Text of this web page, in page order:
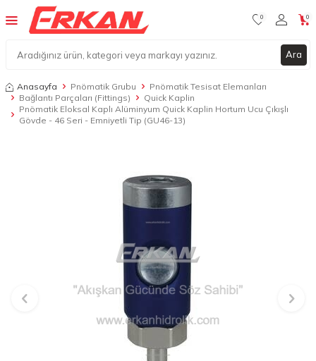
Ara
0 0
Anasayfa Pnömatik Grubu
Pnömatik Tesisat Elemanları
Bağlantı Parçaları (Fittings)
Quick Kaplin
Pnömatik Eloksal Kaplı Alüminyum Quick Kaplin Hortum Ucu Çıkışlı
Gövde - 46 Seri - Emniyetli Tip (GU46-13)